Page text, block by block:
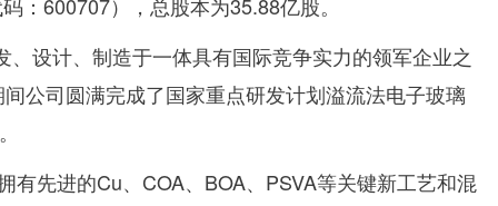
设计、制造于一体具有国际竞争实力的领军企业之
公司圆满完成了国家重点研发计划溢流法电子玻璃
先进的Cu、COA、BOA、PSVA等关键新工艺和混